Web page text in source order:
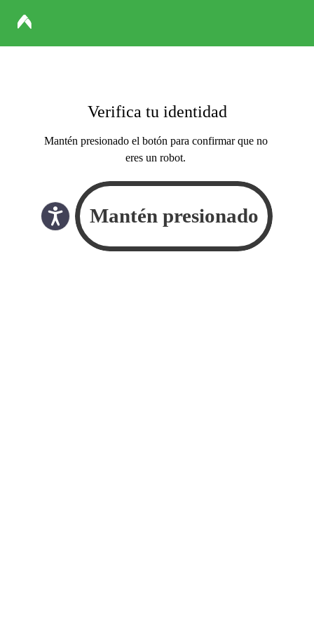
Verifica tu identidad
Mantén presionado el botón para confirmar que no
eres un robot.